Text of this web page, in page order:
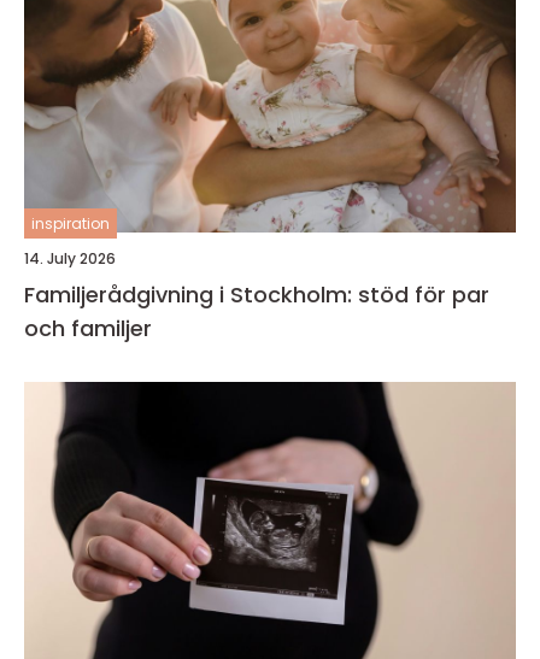
inspiration
14. July 2026
Familjerådgivning i Stockholm: stöd för par
och familjer